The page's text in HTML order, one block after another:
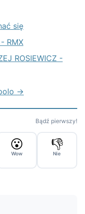
się
RMX
ROSIEWICZ -
→
Bądź pierwszy!
😮
Wow
👎
Nie